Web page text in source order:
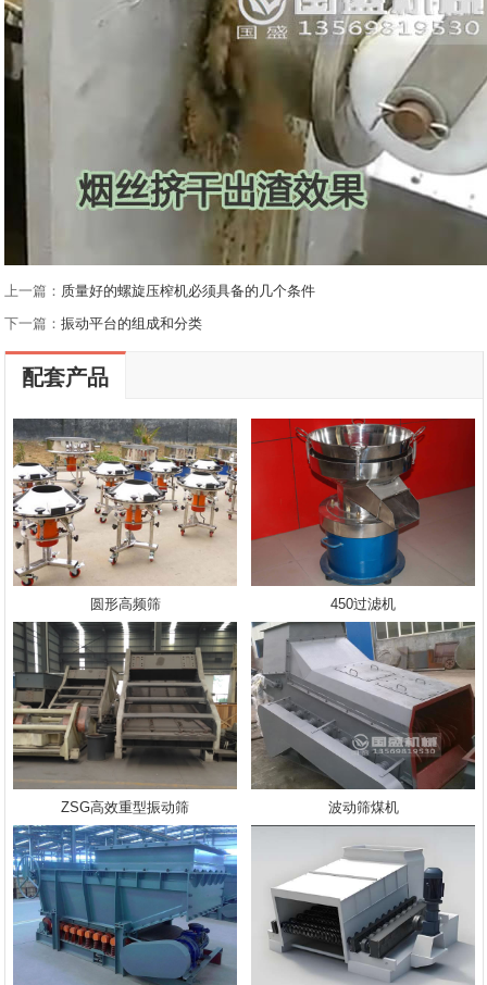
上一篇： 质量好的螺旋压榨机必须具备的几个条件
下一篇：振动平台的组成和分类
配套产品
圆形高频筛 450过滤机
ZSG高效重型振动筛 波动筛煤机